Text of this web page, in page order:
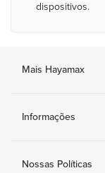
dispositivos.
Mais Hayamax
Informações
Nossas Políticas